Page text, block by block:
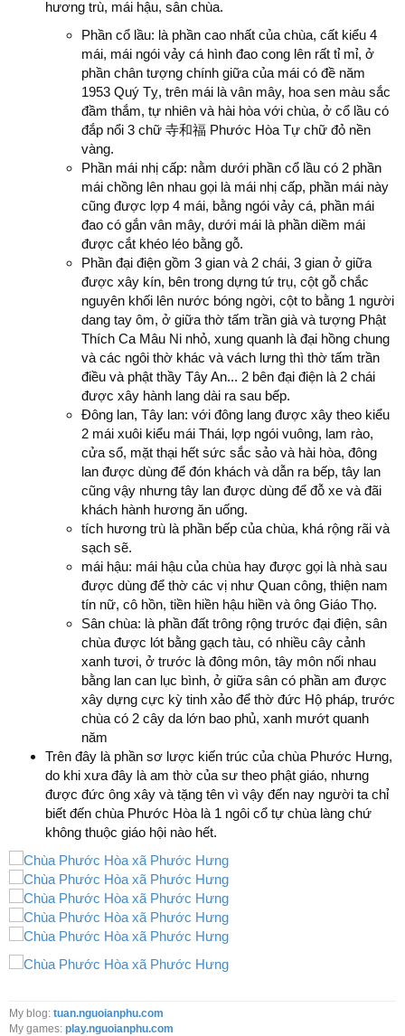
hương trù, mái hậu, sân chùa.
Phần cổ lầu: là phần cao nhất của chùa, cất kiểu 4
mái, mái ngói vảy cá hình đao cong lên rất tỉ mỉ, ở
phần chân tượng chính giữa của mái có đề năm
1953 Quý Tỵ, trên mái là vân mây, hoa sen màu sắc
đầm thắm, tự nhiên và hài hòa với chùa, ở cổ lầu có
đắp nổi 3 chữ 寺和福 Phước Hòa Tự chữ đỏ nền
vàng.
Phần mái nhị cấp: nằm dưới phần cổ lầu có 2 phần
mái chồng lên nhau gọi là mái nhị cấp, phần mái này
cũng được lợp 4 mái, bằng ngói vảy cá, phần mái
đao có gắn vân mây, dưới mái là phần diềm mái
được cắt khéo léo bằng gỗ.
Phần đại điện gồm 3 gian và 2 chái, 3 gian ở giữa
được xây kín, bên trong dựng tứ trụ, cột gỗ chắc
nguyên khối lên nước bóng ngời, cột to bằng 1 người
dang tay ôm, ở giữa thờ tấm trần già và tượng Phật
Thích Ca Mâu Ni nhỏ, xung quanh là đại hồng chung
và các ngôi thờ khác và vách lưng thì thờ tấm trần
điều và phật thầy Tây An... 2 bên đại điện là 2 chái
được xây hành lang dài ra sau bếp.
Đông lan, Tây lan: với đông lang được xây theo kiểu
2 mái xuôi kiểu mái Thái, lợp ngói vuông, lam rào,
cửa sổ, mặt thại hết sức sắc sảo và hài hòa, đông
lan được dùng để đón khách và dẫn ra bếp, tây lan
cũng vậy nhưng tây lan được dùng để đỗ xe và đãi
khách hành hương ăn uống.
tích hương trù là phần bếp của chùa, khá rộng rãi và
sạch sẽ.
mái hậu: mái hậu của chùa hay được gọi là nhà sau
được dùng để thờ các vị như Quan công, thiện nam
tín nữ, cô hồn, tiền hiền hậu hiền và ông Giáo Thọ.
Sân chùa: là phần đất trông rộng trước đại điện, sân
chùa được lót bằng gạch tàu, có nhiều cây cảnh
xanh tươi, ở trước là đông môn, tây môn nối nhau
bằng lan can lục bình, ở giữa sân có phần am được
xây dựng cực kỳ tinh xảo để thờ đức Hộ pháp, trước
chùa có 2 cây da lớn bao phủ, xanh mướt quanh
năm
Trên đây là phần sơ lược kiến trúc của chùa Phước Hưng,
do khi xưa đây là am thờ của sư theo phật giáo, nhưng
được đức ông xây và tặng tên vì vậy đến nay người ta chỉ
biết đến chùa Phước Hòa là 1 ngôi cổ tự chùa làng chứ
không thuộc giáo hội nào hết.
My blog: tuan.nguoianphu.com
My games: play.nguoianphu.com